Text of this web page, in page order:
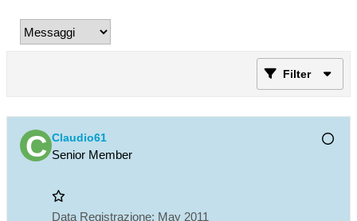
Filter
Claudio61
Senior Member
Data Registrazione: May 2011